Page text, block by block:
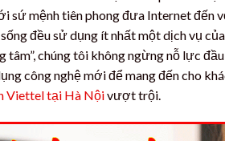
sứ mệnh tiên phong đưa Internet
đều sử dụng ít nhất một dịch vụ
tâm”, chúng tôi không ngừng nỗ lực
công nghệ mới để mang đến cho
Viettel tại Hà Nộivượt trội.